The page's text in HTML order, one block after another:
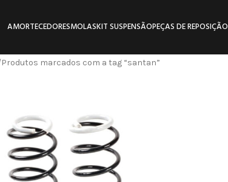
AMORTECEDORESMOLASKIT SUSPENSÃOPEÇAS DE REPOSIÇÃO
Produtos marcados com a tag “santan”